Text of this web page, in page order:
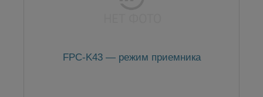
FPC-K43 — режим приемника